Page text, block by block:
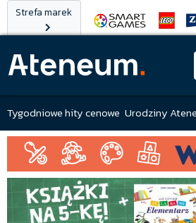
Strefa marek
Tygodniowe hity cenowe Urodziny